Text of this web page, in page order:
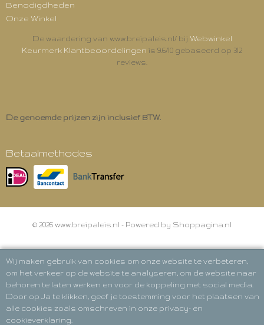
Benodigdheden
Onze Winkel
De waardering van www.breipaleis.nl/ bij Webwinkel
Keurmerk Klantbeoordelingen is 9.6/10 gebaseerd op 312
reviews.
De genoemde prijzen zijn inclusief BTW.
Betaalmethodes
© 2026 www.breipaleis.nl - Powered by Shoppagina.nl
Wij maken gebruik van cookies om onze website te verbeteren,
om het verkeer op de website te analyseren, om de website naar
behoren te laten werken en voor de koppeling met social media.
Door op Ja te klikken, geef je toestemming voor het plaatsen van
alle cookies zoals omschreven in onze privacy- en
cookieverklaring.